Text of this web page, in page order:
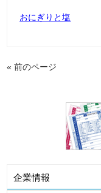
おにぎりと塩
« 前のページ
企業情報